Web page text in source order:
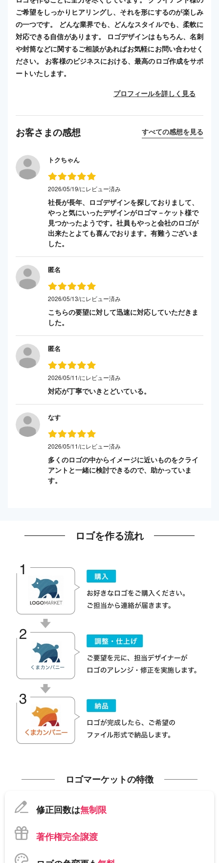
ご希望をしっかりヒアリングし、それを形にするのが楽しみ
の一つです。 どんな業界でも、どんなスタイルでも、柔軟に
対応できる自信があります。 ロゴデザインはもちろん、名刺
や封筒などに関するご相談があればお気軽にお問い合わせく
ださい。 お客様のビジネスにおける、最高のロゴ作成をサポ
ートいたします。
プロフィールを詳しく見る
お客さまの感想 すべての感想を見る
トクちゃん
2026/05/19/にレビュー済み
社長が長年、ロゴデザインを探しておりまして、
やっと気にいったデザインがロゴマ－ケット様で
見つかったようです。社員もやっと会社のロゴが
出来たとよても喜んでおります。有難うございま
した。
匿名
2026/05/13/にレビュー済み
こちらの要望に対して迅速に対応していただきま
した。
匿名
2026/05/11/にレビュー済み
対応が丁寧でいきとどいている。
なす
2026/05/11/にレビュー済み
多くのロゴの中からイメージに近いものをクライ
アントと一緒に検討できるので、助かっていま
す。
ロゴを作る流れ
ロゴマーケットの特徴
修正回数は無制限
著作権完全譲渡